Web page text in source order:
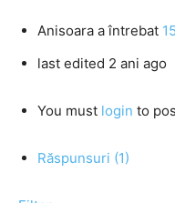
Anisoara a întrebat
last edited 2 ani ago
You must login to
Răspunsuri (1)